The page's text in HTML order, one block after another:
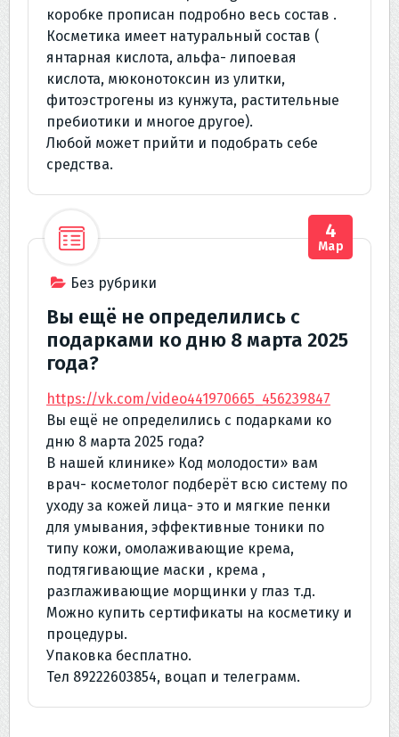
коробке прописан подробно весь состав .
Косметика имеет натуральный состав (
янтарная кислота, альфа- липоевая
кислота, мюконотоксин из улитки,
фитоэстрогены из кунжута, растительные
пребиотики и многое другое).
Любой может прийти и подобрать себе
средства.
Без рубрики
4
Мар
Вы ещё не определились с
подарками ко дню 8 марта 2025
года?
https://vk.com/video441970665_456239847
Вы ещё не определились с подарками ко
дню 8 марта 2025 года?
В нашей клинике» Код молодости» вам
врач- косметолог подберёт всю систему по
уходу за кожей лица- это и мягкие пенки
для умывания, эффективные тоники по
типу кожи, омолаживающие крема,
подтягивающие маски , крема ,
разглаживающие морщинки у глаз т.д.
Можно купить сертификаты на косметику и
процедуры.
Упаковка бесплатно.
Тел 89222603854, воцап и телеграмм.